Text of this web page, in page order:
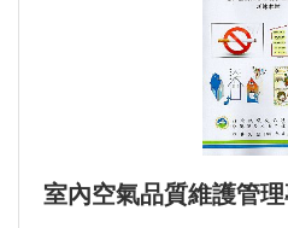
室內空氣品質維護管